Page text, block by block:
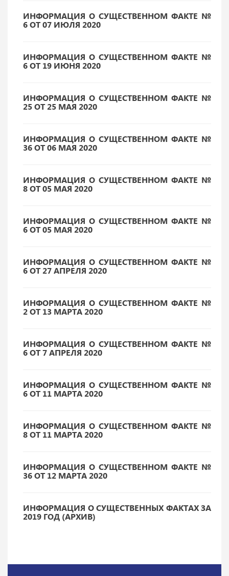
ИНФОРМАЦИЯ О СУЩЕСТВЕННОМ ФАКТЕ №
6 ОТ 07 ИЮЛЯ 2020
ИНФОРМАЦИЯ О СУЩЕСТВЕННОМ ФАКТЕ №
6 ОТ 19 ИЮНЯ 2020
ИНФОРМАЦИЯ О СУЩЕСТВЕННОМ ФАКТЕ №
25 ОТ 25 МАЯ 2020
ИНФОРМАЦИЯ О СУЩЕСТВЕННОМ ФАКТЕ №
36 ОТ 06 МАЯ 2020
ИНФОРМАЦИЯ О СУЩЕСТВЕННОМ ФАКТЕ №
8 ОТ 05 МАЯ 2020
ИНФОРМАЦИЯ О СУЩЕСТВЕННОМ ФАКТЕ №
6 ОТ 05 МАЯ 2020
ИНФОРМАЦИЯ О СУЩЕСТВЕННОМ ФАКТЕ №
6 ОТ 27 АПРЕЛЯ 2020
ИНФОРМАЦИЯ О СУЩЕСТВЕННОМ ФАКТЕ №
2 ОТ 13 МАРТА 2020
ИНФОРМАЦИЯ О СУЩЕСТВЕННОМ ФАКТЕ №
6 ОТ 7 АПРЕЛЯ 2020
ИНФОРМАЦИЯ О СУЩЕСТВЕННОМ ФАКТЕ №
6 ОТ 11 МАРТА 2020
ИНФОРМАЦИЯ О СУЩЕСТВЕННОМ ФАКТЕ №
8 ОТ 11 МАРТА 2020
ИНФОРМАЦИЯ О СУЩЕСТВЕННОМ ФАКТЕ №
36 ОТ 12 МАРТА 2020
ИНФОРМАЦИЯ О СУЩЕСТВЕННЫХ ФАКТАХ ЗА
2019 ГОД (АРХИВ)